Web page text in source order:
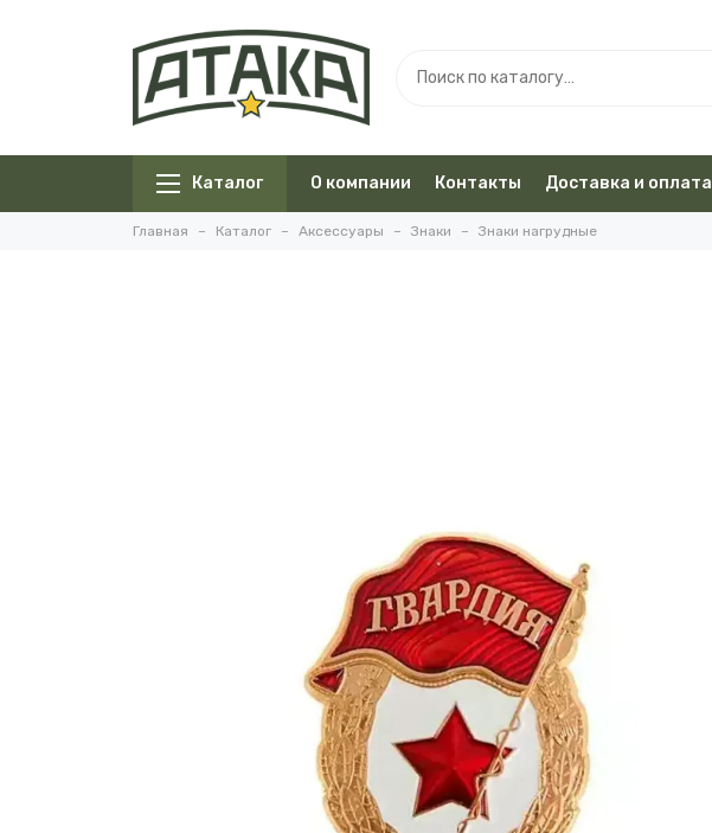
Каталог О компании Контакты Доставка и оплата
Главная Каталог Аксессуары Знаки Знаки нагрудные